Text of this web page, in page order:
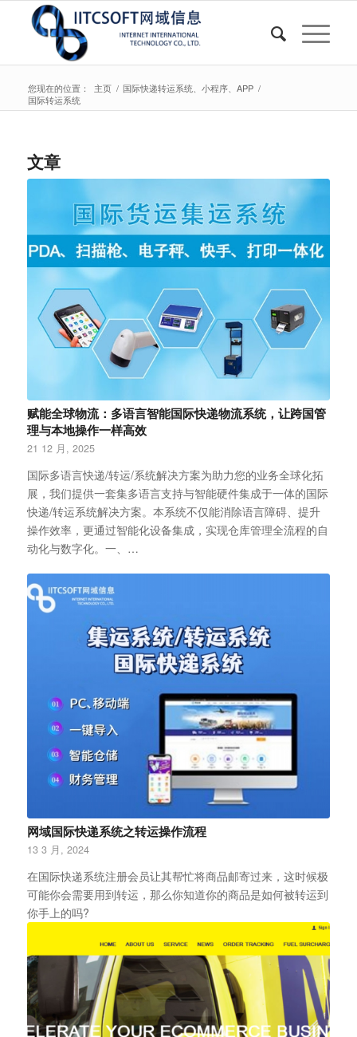
您现在的位置： 主页 / 国际快递转运系统、小程序、APP /
国际转运系统
文章
赋能全球物流：多语言智能国际快递物流系统，让跨国管
理与本地操作一样高效
21 12 月, 2025
国际多语言快递/转运/系统解决方案为助力您的业务全球化拓
展，我们提供一套集多语言支持与智能硬件集成于一体的国际
快递/转运系统解决方案。本系统不仅能消除语言障碍、提升
操作效率，更通过智能化设备集成，实现仓库管理全流程的自
动化与数字化。一、…
网域国际快递系统之转运操作流程
13 3 月, 2024
在国际快递系统注册会员让其帮忙将商品邮寄过来，这时候极
可能你会需要用到转运，那么你知道你的商品是如何被转运到
你手上的吗?